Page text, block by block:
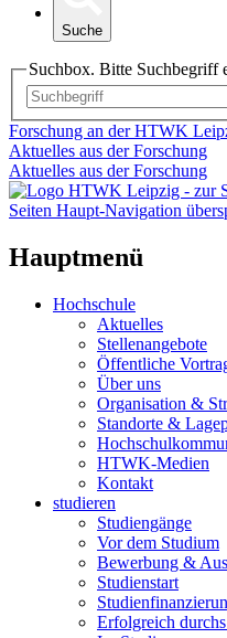
Suche
Suchbox. Bitte Suchbegriff
Forschung an der HTWK
Aktuelles aus der Forschung
Aktuelles aus der Forschung
Seiten Haupt-Navigation
Hauptmenü
Hochschule
Aktuelles
Stellenangebote
Öffentliche
Über uns
Organisation &
Standorte &
HTWK-Medien
Kontakt
studieren
Studiengänge
Vor dem Studium
Bewerbung &
Studienstart
Erfolgreich